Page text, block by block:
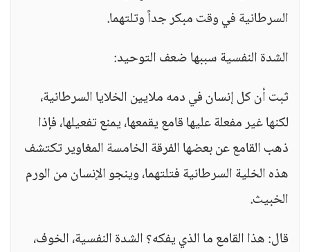
السرطانية في وقت مبكر جداً وتلتهما.
الشدة النفسية سببها ضعف التوحيد:
ثبت أن كل إنسان في دمه ملايين الخلايا السرطانية،
لكنها غير مفعلة عليها قامع يقمعها، يمنع تفعيلها، فإذا
ذهب القامع عن بعضها الفرقة الخامسة المغاوير تكتشف
هذه الخلية السرطانية فتلتهما، وينجو الإنسان من الورم
الخبيث.
قال: هذا القامع ما الذي يفكه؟ الشدة النفسية، الخوف،